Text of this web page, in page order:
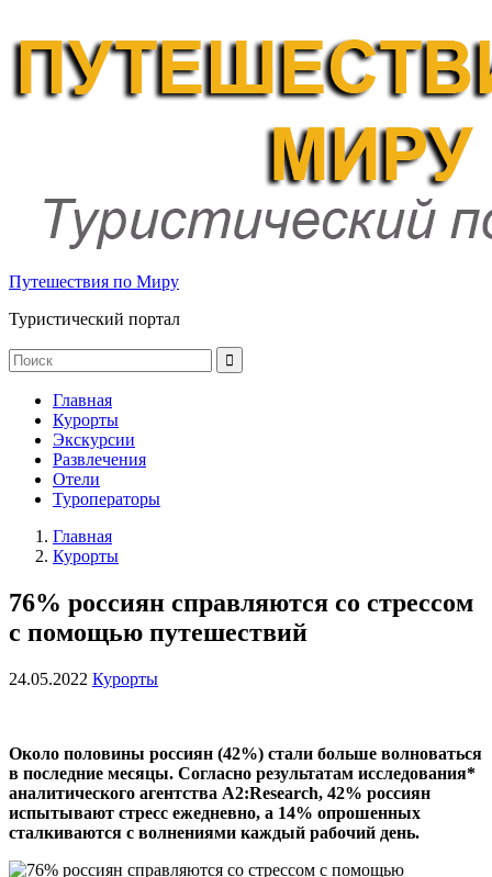
Путешествия по Миру
Туристический портал
Главная
Курорты
Экскурсии
Развлечения
Отели
Туроператоры
Главная
Курорты
76% россиян справляются со стрессом
с помощью путешествий
24.05.2022 Курорты
Около половины россиян (42%) стали больше волноваться
в последние месяцы. Согласно результатам исследования*
аналитического агентства А2:Research, 42% россиян
испытывают стресс ежедневно, а 14% опрошенных
сталкиваются с волнениями каждый рабочий день.